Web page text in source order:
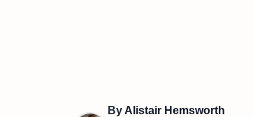
ByAlistair Hemsworth